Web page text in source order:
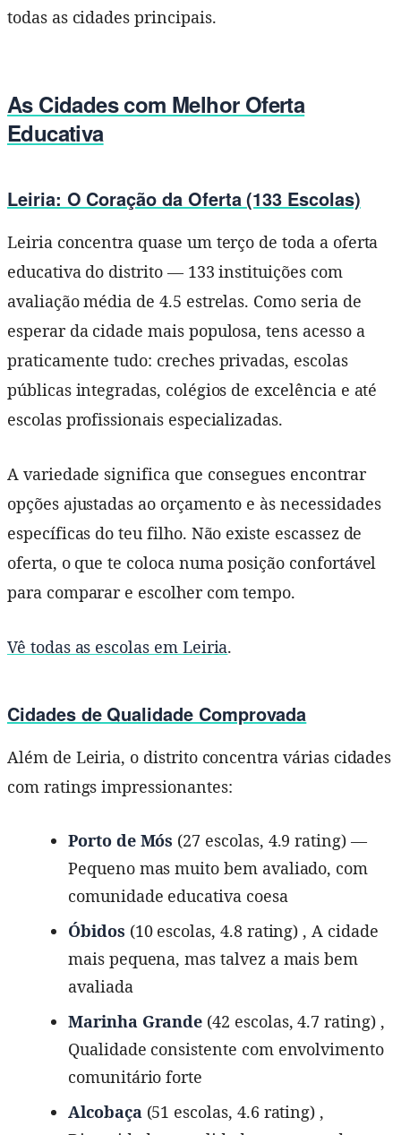
todas as cidades principais.
As Cidades com Melhor Oferta
Educativa
Leiria: O Coração da Oferta (133 Escolas)
Leiria concentra quase um terço de toda a oferta
educativa do distrito — 133 instituições com
avaliação média de 4.5 estrelas. Como seria de
esperar da cidade mais populosa, tens acesso a
praticamente tudo: creches privadas, escolas
públicas integradas, colégios de excelência e até
escolas profissionais especializadas.
A variedade significa que consegues encontrar
opções ajustadas ao orçamento e às necessidades
específicas do teu filho. Não existe escassez de
oferta, o que te coloca numa posição confortável
para comparar e escolher com tempo.
Vê todas as escolas em Leiria.
Cidades de Qualidade Comprovada
Além de Leiria, o distrito concentra várias cidades
com ratings impressionantes:
Porto de Mós (27 escolas, 4.9 rating) —
Pequeno mas muito bem avaliado, com
comunidade educativa coesa
Óbidos (10 escolas, 4.8 rating) , A cidade
mais pequena, mas talvez a mais bem
avaliada
Marinha Grande (42 escolas, 4.7 rating) ,
Qualidade consistente com envolvimento
comunitário forte
Alcobaça(51 escolas, 4.6 rating) ,